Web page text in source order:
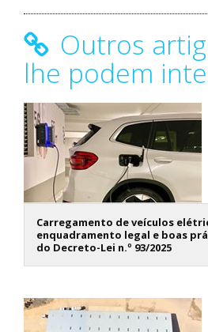
Outros
lhe podem
Carregamento de veículos
enquadramento legal e boas
do Decreto-Lei n.º 93/2025